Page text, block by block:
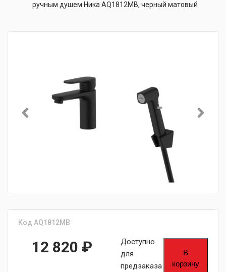
ручным душем Ника AQ1812MB, черный матовый
Код AQ1812MB
12 820 ₽
Доступно
для
предзаказа
В
корзину